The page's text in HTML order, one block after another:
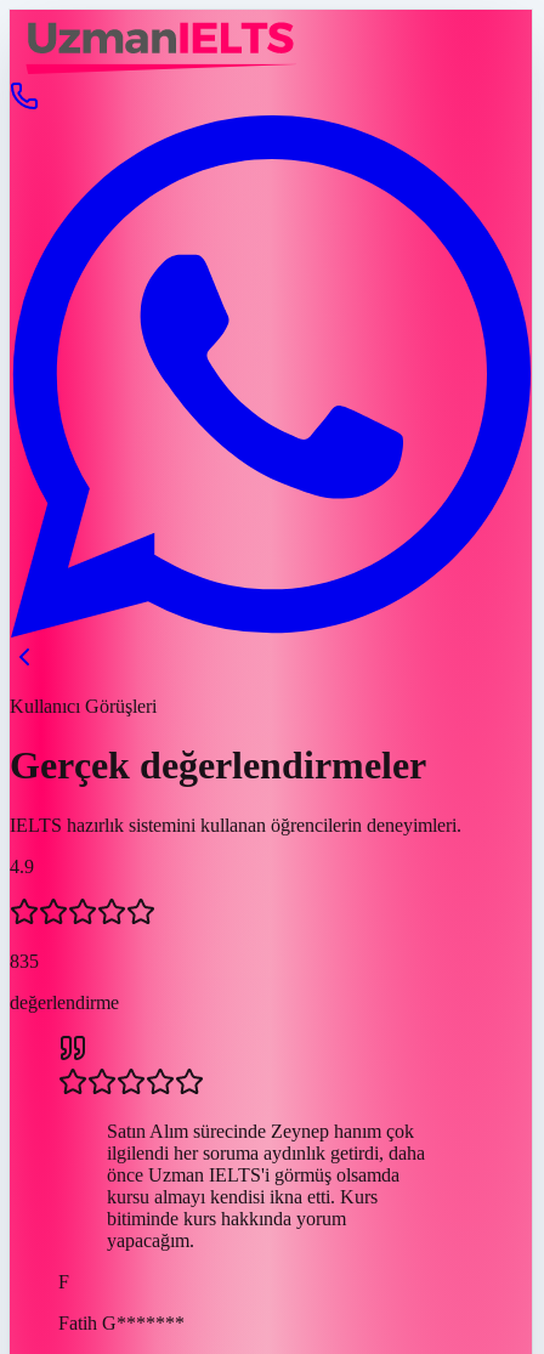
Kullanıcı Görüşleri
Gerçek değerlendirmeler
IELTS hazırlık sistemini kullanan öğrencilerin deneyimleri.
4.9
835
değerlendirme
Satın Alım sürecinde Zeynep hanım çok
ilgilendi her soruma aydınlık getirdi, daha
önce Uzman IELTS'i görmüş olsamda
kursu almayı kendisi ikna etti. Kurs
bitiminde kurs hakkında yorum
yapacağım.
F
Fatih G*******